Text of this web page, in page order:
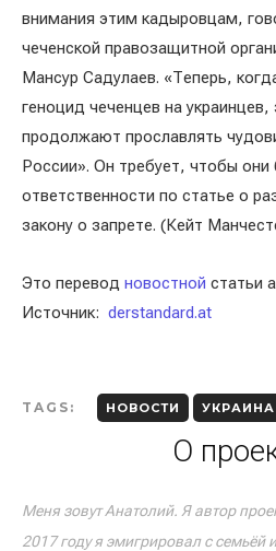
внимания этим кадыровцам,
чеченской правозащитной
Мансур Садулаев. «Теперь,
геноцид чеченцев на
продолжают прославлять
России». Он требует, чтобы они
ответственности по статье о
закону о запрете. (Кейт
Это перевод новостной статьи
Источник: derstandard.at
TAGS: НОВОСТИ УКРАИНА
О
Меня зовут Анатолий. Я автор
2017 году я эмигрировал с семьёй